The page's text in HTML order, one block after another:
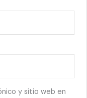
y sitio web en